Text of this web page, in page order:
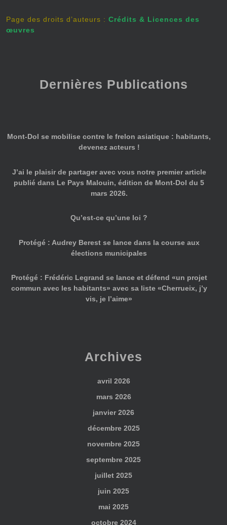
Page des droits d’auteurs : Crédits & Licences des
œuvres
Dernières Publications
Mont-Dol se mobilise contre le frelon asiatique : habitants,
devenez acteurs !
J’ai le plaisir de partager avec vous notre premier article
publié dans Le Pays Malouin, édition de Mont-Dol du 5
mars 2026.
Qu’est-ce qu’une loi ?
Protégé : Audrey Berest se lance dans la course aux
élections municipales
Protégé : Frédéric Legrand se lance et défend «un projet
commun avec les habitants» avec sa liste «Cherrueix, j’y
vis, je l’aime»
Archives
avril 2026
mars 2026
janvier 2026
décembre 2025
novembre 2025
septembre 2025
juillet 2025
juin 2025
mai 2025
octobre 2024